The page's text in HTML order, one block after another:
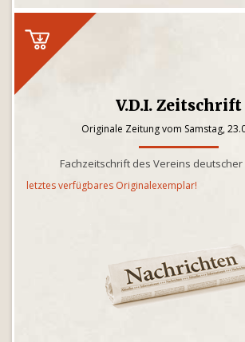
V.D.I. Zeitschrift
Originale Zeitung vom Samstag,
Fachzeitschrift des Vereins
letztes verfügbares Originalexemplar!